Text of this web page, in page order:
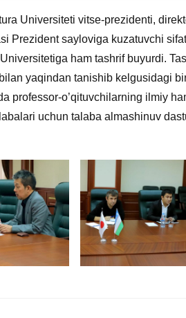
Universiteti vitse-prezidenti,
Prezident sayloviga kuzatuvchi
ham tashrif buyurdi.
yaqindan tanishib kelgusidagi
professor-o’qituvchilarning ilmiy
uchun talaba almashinuv